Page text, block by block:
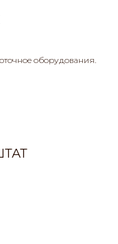
оборудования.